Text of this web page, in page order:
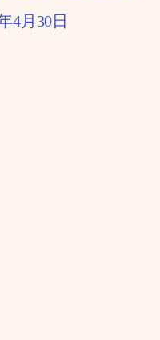
4月30日